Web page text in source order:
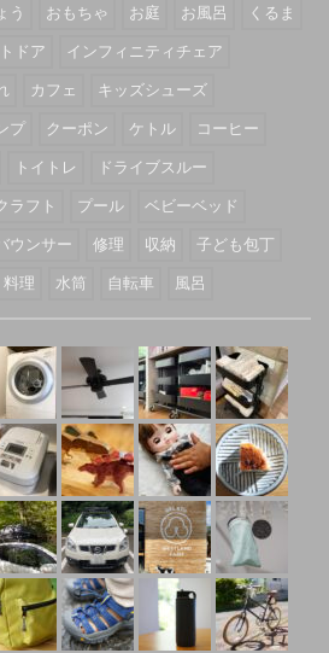
う おもちゃ お庭 お風呂
くるま
ドア
インフィニティチェア
カフェ
キッズシューズ
プ クーポン ケトル
コーヒー
トイトレ
ドライブスルー
ラフト プール
ベビーベッド
ウンサー 修理 収納
子ども包丁
料理 水筒 自転車 風呂